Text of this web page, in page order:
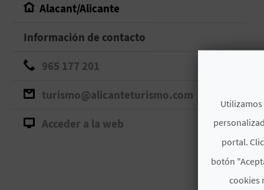
Alacant/Alicante
Información de contacto
965 177 201
turismo@alicanteturismo.com
Acceder a la web
portal.
botón
cookies